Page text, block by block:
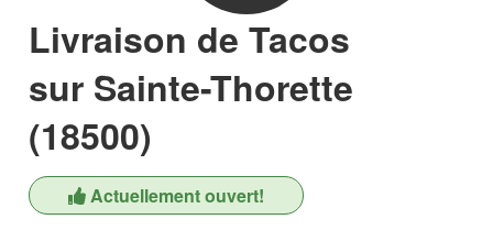
Livraison de Tacos
sur Sainte-Thorette
(18500)
Actuellement ouvert!